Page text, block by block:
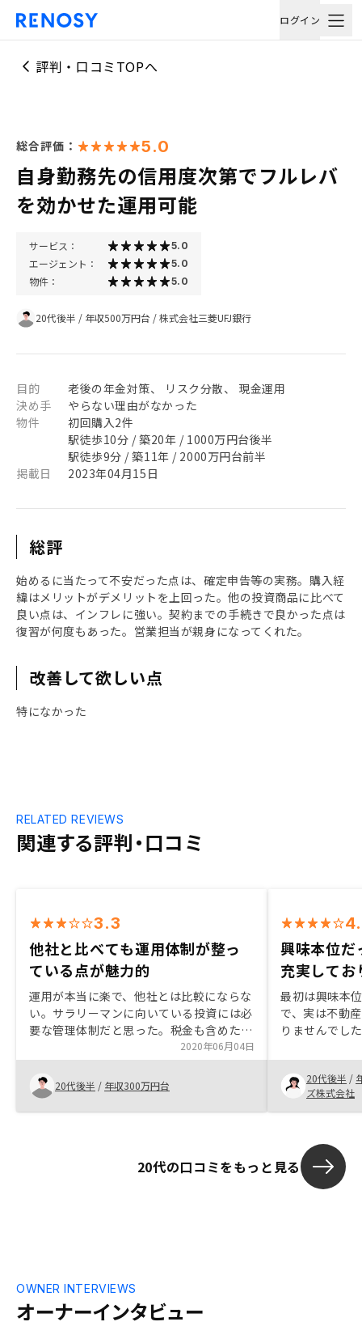
ログイン
評判・口コミTOPへ
総合評価： 5.0
自身勤務先の信用度次第でフルレバ
を効かせた運用可能
サービス： 5.0
エージェント： 5.0
物件： 5.0
20代後半 / 年収500万円台 /株式会社三菱UFJ銀行
目的
老後の年金対策、 リスク分散、 現金運用
決め手
やらない理由がなかった
物件
初回購入2件
駅徒歩10分 / 築20年 / 1000万円台後半
駅徒歩9分 / 築11年 / 2000万円台前半
掲載日
2023年04月15日
総評
始めるに当たって不安だった点は、確定申告等の実務。購入経
緯はメリットがデメリットを上回った。他の投資商品に比べて
良い点は、インフレに強い。契約までの手続きで良かった点は
復習が何度もあった。営業担当が親身になってくれた。
改善して欲しい点
特になかった
関連する評判・口コミ
RELATED REVIEWS
3.3
他社と比べても運用体制が整っ
ている点が魅力的
運用が本当に楽で、他社とは比較にならな
い。サラリーマンに向いている投資には必
要な管理体制だと思った。税金も含めた
諸々のキャッシュフローの説明が欲しかっ
た
2020年06月04日
20代後半 / 年収300万円台
興味本位だ
充実してお
最初は興味本
で、実は不動
りませんでし
程、担当営業
えてくださっ
きました。最
管理が大変そ
心者でも始め
が手厚く、充
す。
20代後半 /
ズ株式会社
20代の口コミをもっと見る
オーナーインタビュー
OWNER INTERVIEWS